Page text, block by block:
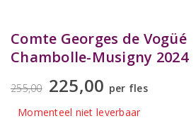
Comte Georges de Vogüé
Chambolle-Musigny 2024
255,00 225,00 per fles
Momenteel niet leverbaar